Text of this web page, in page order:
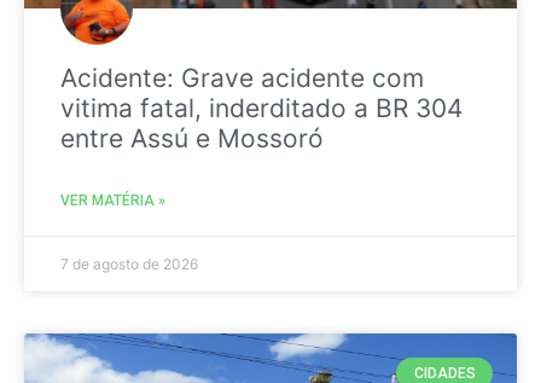
Acidente: Grave acidente com
vitima fatal, inderditado a BR 304
entre Assú e Mossoró
VER MATÉRIA »
7 de agosto de 2026
CIDADES